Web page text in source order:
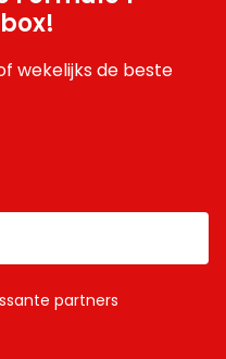
wekelijks de beste
partners